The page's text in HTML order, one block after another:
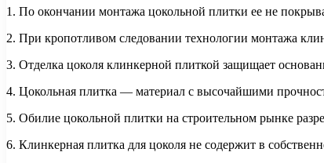
1. По окончании монтажа цокольной плитки ее не
2. При кропотливом следовании технологии монтажа
3. Отделка цоколя клинкерной плиткой защищает
4. Цокольная плитка — материал с высочайшими
5. Обилие цокольной плитки на строительном рынке
6. Клинкерная плитка для цоколя не содержит в